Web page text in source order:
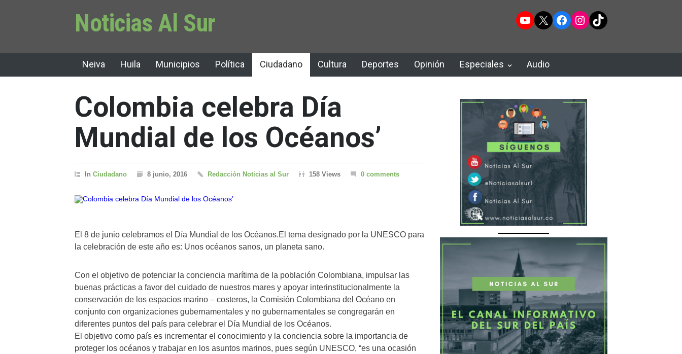
Noticias Al Sur YouTube
X Facebook
Instagram
TikTok
Neiva Huila Municipios Política Ciudadano Cultura Deportes Opinión Especiales Audio
Colombia celebra Día
Mundial de los Océanos’
In Ciudadano 8 junio, 2016 Redacción Noticias al Sur 158 Views 0 comments
El 8 de junio celebramos el Día Mundial de los Océanos.El tema designado por la UNESCO para
la celebración de este año es: Unos océanos sanos, un planeta sano.
Con el objetivo de potenciar la conciencia marítima de la población Colombiana, impulsar las
buenas prácticas a favor del cuidado de nuestros mares y apoyar interinstitucionalmente la
conservación de los espacios marino – costeros, la Comisión Colombiana del Océano en
conjunto con organizaciones gubernamentales y no gubernamentales se congregarán en
diferentes puntos del país para celebrar el Día Mundial de los Océanos.
El objetivo como país es incrementar el conocimiento y la conciencia sobre la importancia de
proteger los océanos y trabajar en los asuntos marinos, pues según UNESCO, “es una ocasión